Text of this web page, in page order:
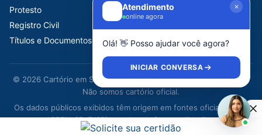
Protesto
Registro Civil
Títulos e Documentos
© 2026 Cartório em São Paulo. Portal informativo independente.
Não somos cartório oficial.
Os dados públicos exibidos têm origem em fontes oficiais (CNJ,
ARPEN-SP, TJSP) e podem sofrer atualizações.
Atendimento
online agora
Olá! 👋 Posso ajudar você agora?
INICIAR CONVERSA